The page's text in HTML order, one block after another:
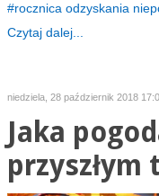
rocznica odzyskania
Czytaj dalej...
niedziela, 28 październik 2018
Jaka
przyszłym